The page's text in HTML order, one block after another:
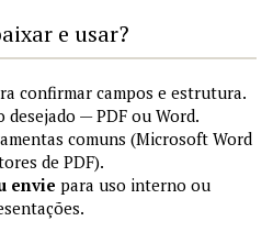
e usar?
confirmar campos e estrutura.
desejado — PDF ou Word.
comuns (Microsoft Word
de PDF).
envie para uso interno ou